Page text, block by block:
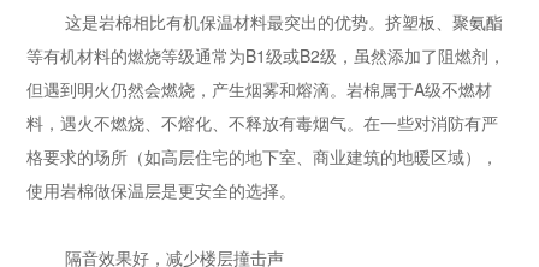
这是岩棉相比有机保温材料最突出的优势。挤塑板、聚氨酯
等有机材料的燃烧等级通常为B1级或B2级，虽然添加了阻燃剂，
但遇到明火仍然会燃烧，产生烟雾和熔滴。岩棉属于A级不燃材
料，遇火不燃烧、不熔化、不释放有毒烟气。在一些对消防有严
格要求的场所（如高层住宅的地下室、商业建筑的地暖区域），
使用岩棉做保温层是更安全的选择。
隔音效果好，减少楼层撞击声